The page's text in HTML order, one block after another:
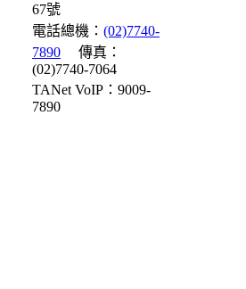
67號
電話總機： (02)7740-
7890
傳真：
(02)7740-7064
TANet VoIP：9009-
7890